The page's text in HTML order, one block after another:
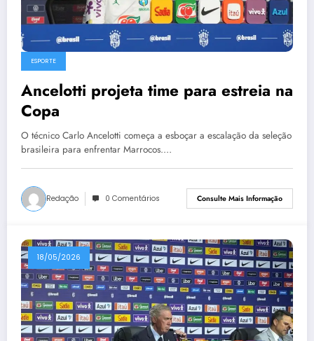
ESPORTE
Ancelotti projeta time para estreia na
Copa
O técnico Carlo Ancelotti começa a esboçar a escalação da seleção
brasileira para enfrentar Marrocos.…
Redação 0 Comentários Consulte Mais Informação
18/05/2026